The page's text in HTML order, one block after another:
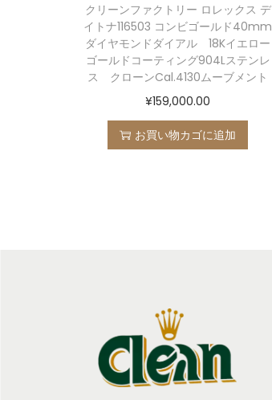
クリーンファクトリー ロレックス デ
イトナ116503 コンビゴールド40mm
ダイヤモンドダイアル 18Kイエロー
ゴールドコーティング904Lステンレ
ス クローンCal.4130ムーブメント
¥159,000.00
お買い物カゴに追加